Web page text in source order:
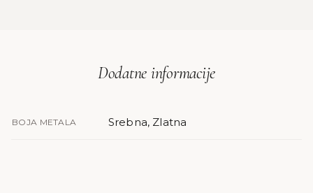
Dodatne informacije
BOJA METALA Srebna, Zlatna